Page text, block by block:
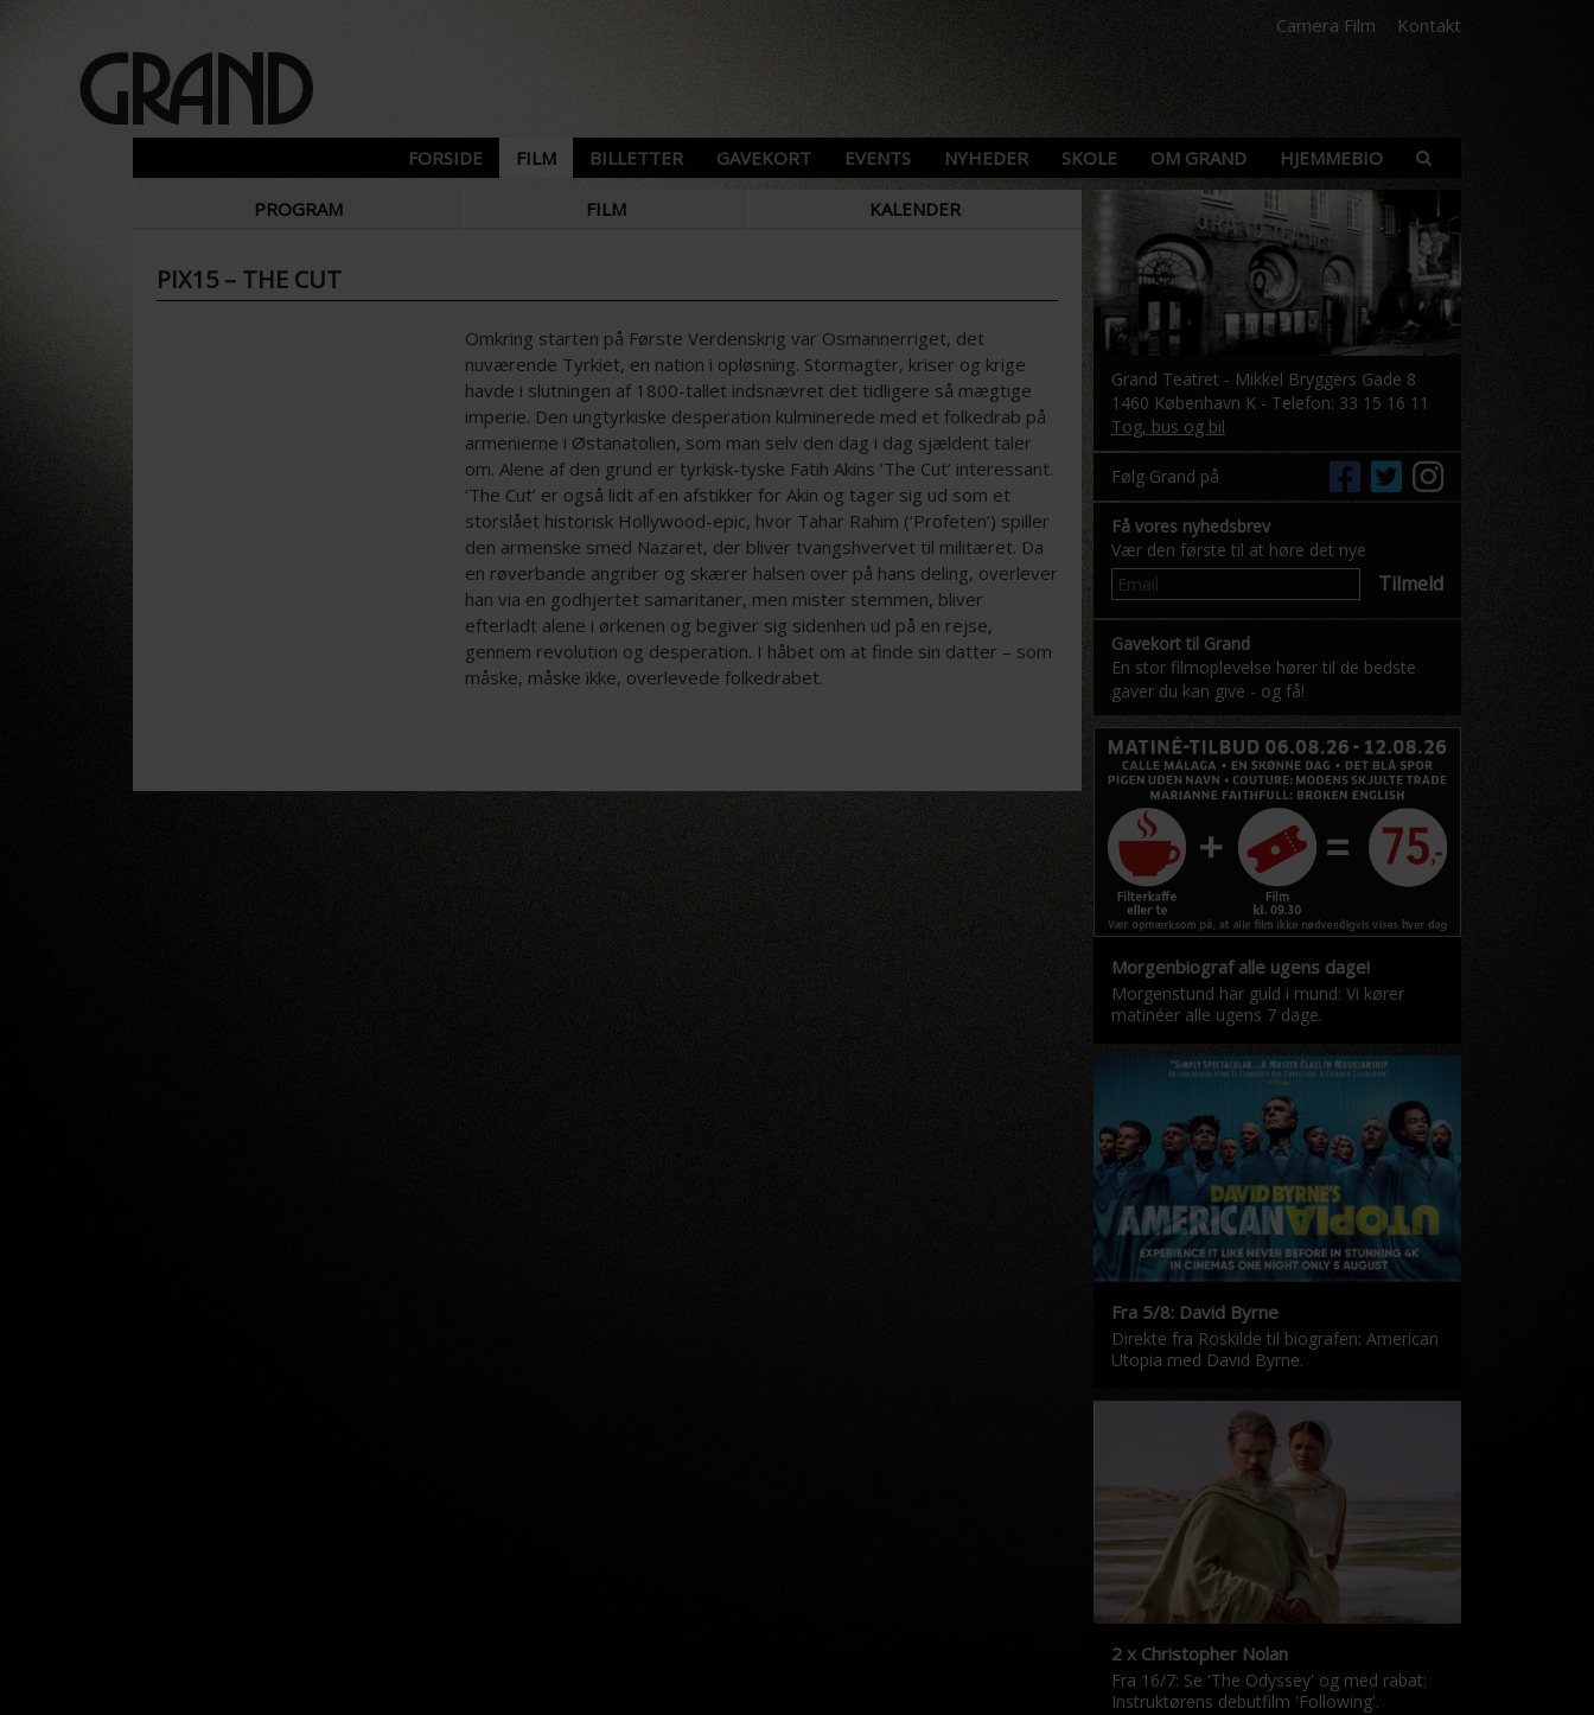
Camera Film Kontakt
FORSIDE FILM BILLETTER GAVEKORT EVENTS NYHEDER SKOLE OM GRAND HJEMMEBIO
PROGRAM FILM KALENDER
PIX15 – THE CUT
Omkring starten på Første Verdenskrig var Osmannerriget, det
nuværende Tyrkiet, en nation i opløsning. Stormagter, kriser og krige
havde i slutningen af 1800-tallet indsnævret det tidligere så mægtige
imperie. Den ungtyrkiske desperation kulminerede med et folkedrab på
armenierne i Østanatolien, som man selv den dag i dag sjældent taler
om. Alene af den grund er tyrkisk-tyske Fatih Akins ‘The Cut’ interessant.
‘The Cut’ er også lidt af en afstikker for Akin og tager sig ud som et
storslået historisk Hollywood-epic, hvor Tahar Rahim (‘Profeten’) spiller
den armenske smed Nazaret, der bliver tvangshvervet til militæret. Da
en røverbande angriber og skærer halsen over på hans deling, overlever
han via en godhjertet samaritaner, men mister stemmen, bliver
efterladt alene i ørkenen og begiver sig sidenhen ud på en rejse,
gennem revolution og desperation. I håbet om at finde sin datter – som
måske, måske ikke, overlevede folkedrabet.
Grand Teatret - Mikkel Bryggers Gade 8
1460 København K - Telefon: 33 15 16 11
Tog, bus og bil
Følg Grand på
Få vores nyhedsbrev
Vær den første til at høre det nye
Tilmeld
Gavekort til Grand
En stor filmoplevelse hører til de bedste
gaver du kan give - og få!
Morgenbiograf alle ugens dage!
Morgenstund har guld i mund: Vi kører
matinéer alle ugens 7 dage.
Fra 5/8: David Byrne
Direkte fra Roskilde til biografen: American
Utopia med David Byrne.
2 x Christopher Nolan
Fra 16/7: Se 'The Odyssey' og med rabat:
Instruktørens debutfilm 'Following'.